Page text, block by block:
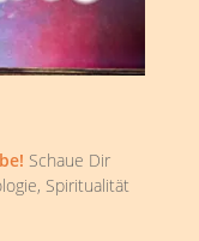
Schaue Dir
Spiritualität